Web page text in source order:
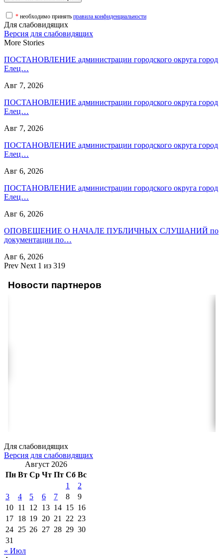
* необходимо принять правила конфиденциальности
Для слабовидящих
Версия для слабовидящих
More Stories
ПОСТАНОВЛЕНИЕ администрации городского округа город
Елец…
Авг 7, 2026
ПОСТАНОВЛЕНИЕ администрации городского округа город
Елец…
Авг 7, 2026
ПОСТАНОВЛЕНИЕ администрации городского округа город
Елец…
Авг 6, 2026
ПОСТАНОВЛЕНИЕ администрации городского округа город
Елец…
Авг 6, 2026
ОПОВЕЩЕНИЕ О НАЧАЛЕ ПУБЛИЧНЫХ СЛУШАНИЙ по
документации по…
Авг 6, 2026
Prev Next 1 из 319
Новости партнеров
Для слабовидящих
Версия для слабовидящих
Август 2026
Пн Вт Ср Чт Пт Сб Вс
1
2
3
4 5 6 7 8
9
10 11 12 13 14 15 16
17 18 19 20 21 22 23
24 25 26 27 28 29 30
31
« Июл